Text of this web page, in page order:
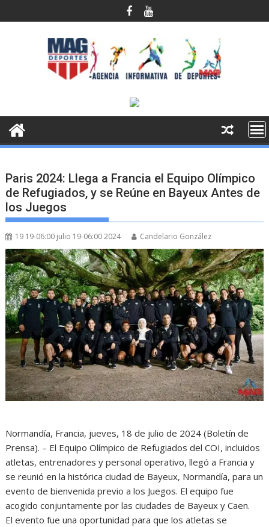
al
Paris 2024: Llega a Francia el Equipo Olímpico
de Refugiados, y se Reúne en Bayeux Antes de
los Juegos
19 19-06:00 julio 19-06:00 2024 Candelario González
Normandía, Francia, jueves, 18 de julio de 2024 (Boletín de
Prensa). – El Equipo Olímpico de Refugiados del COI, incluidos
atletas, entrenadores y personal operativo, llegó a Francia y
se reunió en la histórica ciudad de Bayeux, Normandía, para un
evento de bienvenida previo a los Juegos. El equipo fue
acogido conjuntamente por las ciudades de Bayeux y Caen.
El evento fue una oportunidad para que los atletas se